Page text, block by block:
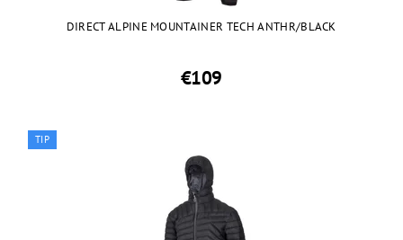
DIRECT ALPINE MOUNTAINER TECH ANTHR/BLACK
€109
TIP